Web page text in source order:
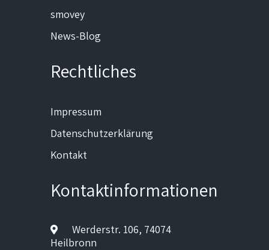
smovey
News-Blog
Rechtliches
Impressum
Datenschutzerklärung
Kontakt
Kontaktinformationen
Werderstr. 106, 74074
Heilbronn